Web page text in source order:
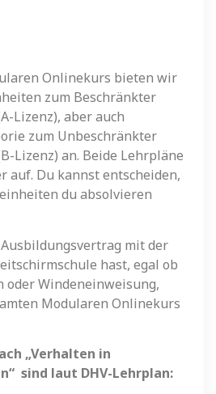
Onlinekurs bieten wir
zum Beschränkter
Lizenz), aber auch
zum Unbeschränkter
Lizenz) an. Beide Lehrpläne
auf. Du kannst entscheiden,
du absolvieren
mit der
hast, egal ob
oder Windeneinweisung,
Modularen Onlinekurs
„Verhalten in
sind laut DHV-Lehrplan: